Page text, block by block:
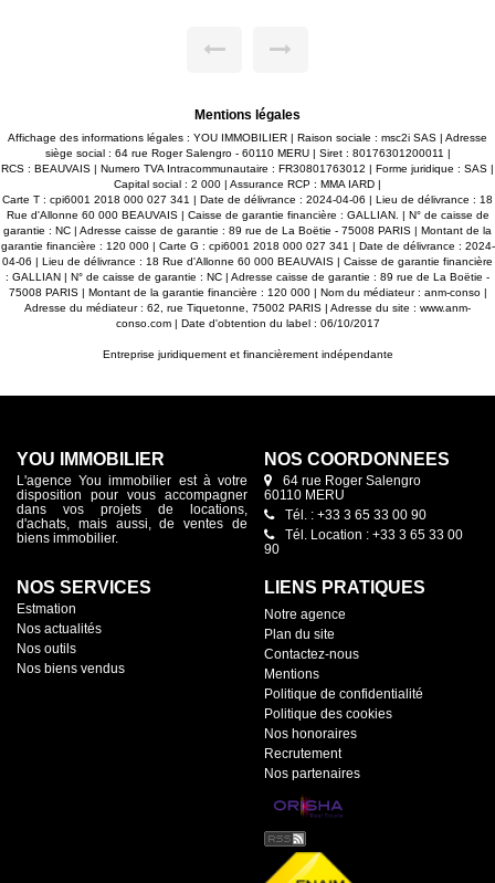
Mentions légales
Affichage des informations légales : YOU IMMOBILIER | Raison sociale : msc2i SAS | Adresse
siège social : 64 rue Roger Salengro - 60110 MERU | Siret : 80176301200011 |
RCS : BEAUVAIS | Numero TVA Intracommunautaire : FR30801763012 | Forme juridique : SAS |
Capital social : 2 000 | Assurance RCP : MMA IARD |
Carte T : cpi6001 2018 000 027 341 | Date de délivrance : 2024-04-06 | Lieu de délivrance : 18
Rue d'Allonne 60 000 BEAUVAIS | Caisse de garantie financière : GALLIAN. | N° de caisse de
garantie : NC | Adresse caisse de garantie : 89 rue de La Boëtie - 75008 PARIS | Montant de la
garantie financière : 120 000 | Carte G : cpi6001 2018 000 027 341 | Date de délivrance : 2024-
04-06 | Lieu de délivrance : 18 Rue d'Allonne 60 000 BEAUVAIS | Caisse de garantie financière
: GALLIAN | N° de caisse de garantie : NC | Adresse caisse de garantie : 89 rue de La Boëtie -
75008 PARIS | Montant de la garantie financière : 120 000 | Nom du médiateur : anm-conso |
Adresse du médiateur : 62, rue Tiquetonne, 75002 PARIS | Adresse du site : www.anm-
conso.com| Date d'obtention du label : 06/10/2017
Entreprise juridiquement et financièrement indépendante
YOU IMMOBILIER
L'agence You immobilier est à votre
disposition pour vous accompagner
dans vos projets de locations,
d'achats, mais aussi, de ventes de
biens immobilier.
NOS COORDONNÉES
64 rue Roger Salengro
60110 MERU
Tél. : +33 3 65 33 00 90
Tél. Location : +33 3 65 33 00
90
NOS SERVICES
Estmation
Nos actualités
Nos outils
Nos biens vendus
LIENS PRATIQUES
Notre agence
Plan du site
Contactez-nous
Mentions
Politique de confidentialité
Politique des cookies
Nos honoraires
Recrutement
Nos partenaires